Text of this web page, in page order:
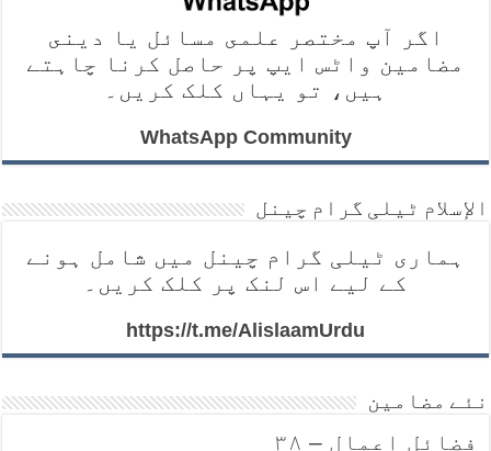
اگر آپ مختصر علمى مسائل يا دينى
مضامين واٹس ايپ پر حاصل کرنا چاہتے
ہیں، تو یہاں کلک کریں۔
WhatsApp Community
الإسلام ٹیلی گرام چینل
ہماری ٹیلی گرام چینل میں شامل ہونے
کے لیے اس لنک پر کلک کریں۔
https://t.me/AlislaamUrdu
نئے مضامین
فضائلِ اعمال – ۳۸